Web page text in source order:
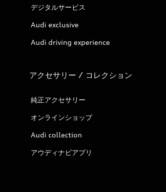
デジタルサービス
Audi exclusive
Audi driving experience
アクセサリー / コレクション
純正アクセサリー
オンラインショップ
Audi collection
アウディナビアプリ